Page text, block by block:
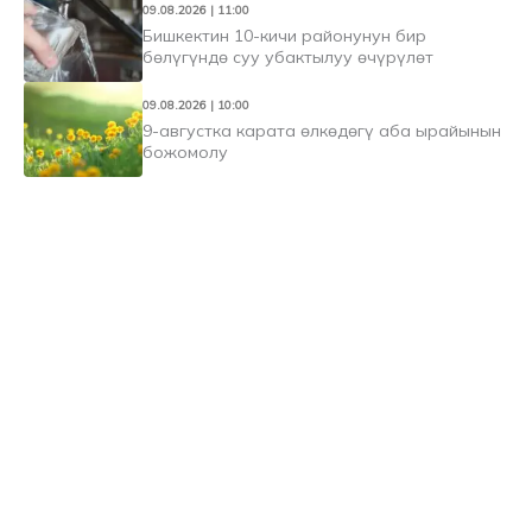
09.08.2026 | 11:00
Бишкектин 10-кичи районунун бир
бөлүгүндө суу убактылуу өчүрүлөт
09.08.2026 | 10:00
9-августка карата өлкөдөгү аба ырайынын
божомолу